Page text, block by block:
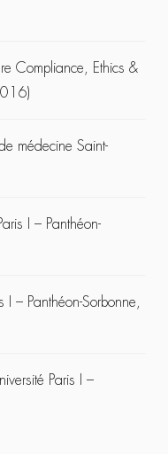
Compliance, Ethics &
médecine Saint-
I – Panthéon-
I – Panthéon-Sorbonne,
Paris I –